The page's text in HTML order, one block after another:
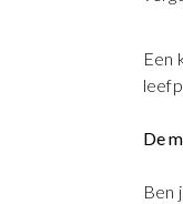
Een
De
Ben